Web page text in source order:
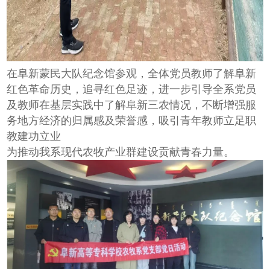
在阜新蒙民大队纪念馆参观，全体党员教师了解阜新
红色革命历史，追寻红色足迹，进一步引导全系党员
及教师在基层实践中了解阜新三农情况，不断增强服
务地方经济的归属感及荣誉感，吸引青年教师立足职
教建功立业
为推动我系现代农牧产业群建设贡献青春力量。